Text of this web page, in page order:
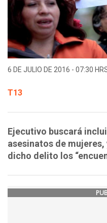
6 DE JULIO DE 2016 - 07:30
T13
Ejecutivo buscará
asesinatos de
dicho delito los